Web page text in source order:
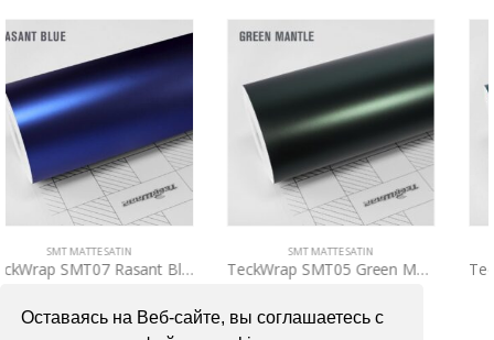
Оставаясь на Веб-сайте, вы соглашаетесь с
SMT MATTE SATIN SMT MATTE SATIN
TeckWrap SMT16 Jewel Green